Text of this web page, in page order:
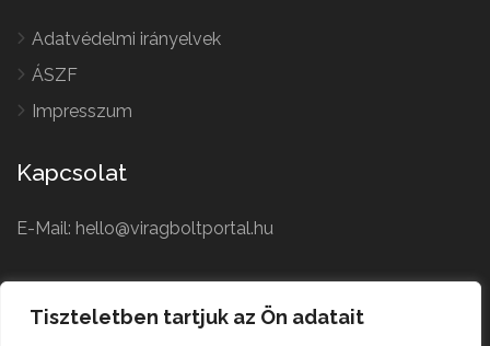
Tiszteletben tartjuk az Ön adatait
Adatvédelmi irányelvek
ÁSZF
Impresszum
Kapcsolat
E-Mail: hello@viragboltportal.hu
Czech